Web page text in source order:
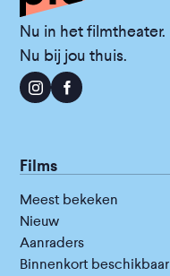
Nu in het filmtheater.
Nu bij jou thuis.
Films
Meest bekeken
Nieuw
Aanraders
Binnenkort beschikbaar